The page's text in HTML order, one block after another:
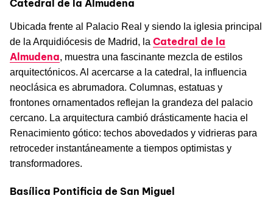
Catedral de la Almudena
Ubicada frente al Palacio Real y siendo la iglesia principal
de la Arquidiócesis de Madrid, la Catedral de la
Almudena, muestra una fascinante mezcla de estilos
arquitectónicos. Al acercarse a la catedral, la influencia
neoclásica es abrumadora. Columnas, estatuas y
frontones ornamentados reflejan la grandeza del palacio
cercano. La arquitectura cambió drásticamente hacia el
Renacimiento gótico: techos abovedados y vidrieras para
retroceder instantáneamente a tiempos optimistas y
transformadores.
Basílica Pontificia de San Miguel